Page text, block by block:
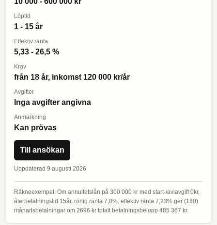
Löptid
1 - 15 år
Effektiv ränta
5,33 - 26,5 %
Krav
från 18 år, inkomst 120 000 kr/år
Avgifter
Inga avgifter angivna
Anmärkning
Kan prövas
Till ansökan
Uppdaterad 9 augusti 2026
Räkneexempel: Om annuitetslån på 300 000 kr med start-/aviavgift 0kr,
återbetalningstid 15år, rörlig ränta 7,0%, effektiv ränta 7,23% ger (180)
månadsbetalningar om 2696 kr totalt betalningsbelopp 485 367 kr.